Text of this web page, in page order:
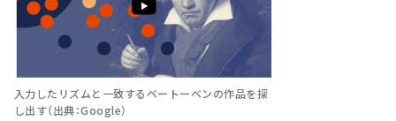
入力したリズムと一致するベートーベンの作品を探
し出す（出典：Google）